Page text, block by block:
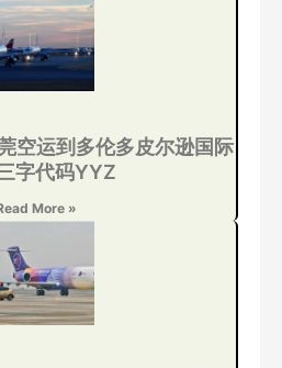
空运到多伦多皮尔逊国际
字代码YYZ
More »